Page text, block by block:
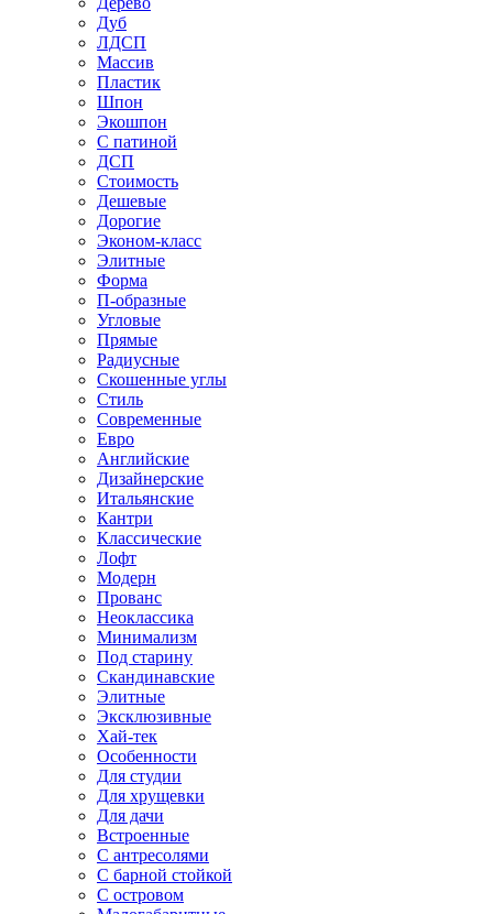
Дуб
ЛДСП
Массив
Пластик
Шпон
Экошпон
С патиной
ДСП
Стоимость
Дешевые
Дорогие
Эконом-класс
Элитные
Форма
П-образные
Угловые
Прямые
Радиусные
Скошенные углы
Стиль
Современные
Евро
Английские
Дизайнерские
Итальянские
Кантри
Классические
Лофт
Модерн
Прованс
Неоклассика
Минимализм
Под старину
Скандинавские
Элитные
Эксклюзивные
Хай-тек
Особенности
Для студии
Для хрущевки
Для дачи
Встроенные
С антресолями
С барной стойкой
С островом